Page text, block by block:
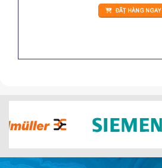
ĐẶT HÀNG NGAY